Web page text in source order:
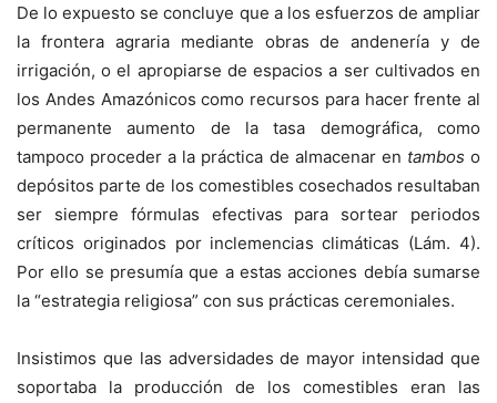
De lo expuesto se concluye que a los esfuerzos de ampliar
la frontera agraria mediante obras de andenería y de
irrigación, o el apropiarse de espacios a ser cultivados en
los Andes Amazónicos como recursos para hacer frente al
permanente aumento de la tasa demográfica, como
tampoco proceder a la práctica de almacenar en tambos o
depósitos parte de los comestibles cosechados resultaban
ser siempre fórmulas efectivas para sortear periodos
críticos originados por inclemencias climáticas (Lám. 4).
Por ello se presumía que a estas acciones debía sumarse
la “estrategia religiosa” con sus prácticas ceremoniales.
Insistimos que las adversidades de mayor intensidad que
soportaba la producción de los comestibles eran las